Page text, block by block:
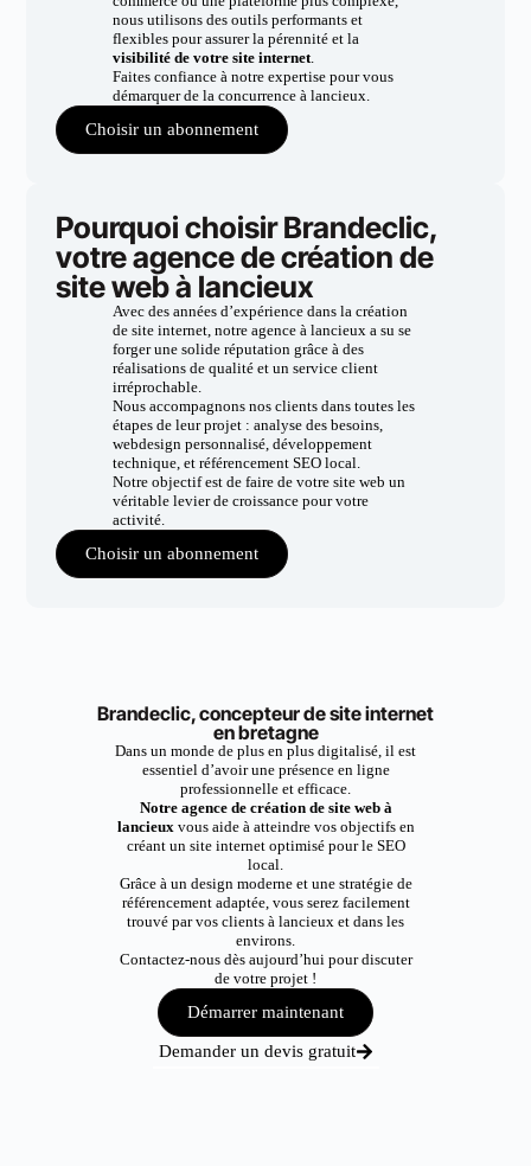
nous utilisons des outils performants et
flexibles pour assurer la pérennité et la
visibilité de votre site internet.
Faites confiance à notre expertise pour vous
démarquer de la concurrence à lancieux.
Choisir un abonnement
Pourquoi choisir Brandeclic,
votre agence de création de
site web à lancieux
Avec des années d’expérience dans la création
de site internet, notre agence à lancieux a su se
forger une solide réputation grâce à des
réalisations de qualité et un service client
irréprochable.
Nous accompagnons nos clients dans toutes les
étapes de leur projet : analyse des besoins,
webdesign personnalisé, développement
technique, et référencement SEO local.
Notre objectif est de faire de votre site web un
véritable levier de croissance pour votre
activité.
Choisir un abonnement
Brandeclic, concepteur de site internet
en bretagne
Dans un monde de plus en plus digitalisé, il est
essentiel d’avoir une présence en ligne
professionnelle et efficace.
Notre agence de création de site web à
lancieuxvous aide à atteindre vos objectifs en
créant un site internet optimisé pour le SEO
local.
Grâce à un design moderne et une stratégie de
référencement adaptée, vous serez facilement
trouvé par vos clients à lancieux et dans les
environs.
Contactez-nous dès aujourd’hui pour discuter
de votre projet !
Démarrer maintenant
Demander un devis gratuit